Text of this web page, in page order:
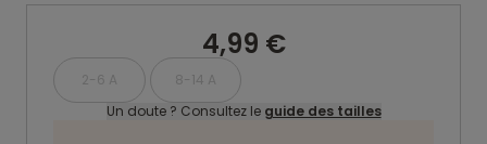
4,99 €
2-6 A
8-14 A
Un doute ? Consultez le guide des tailles